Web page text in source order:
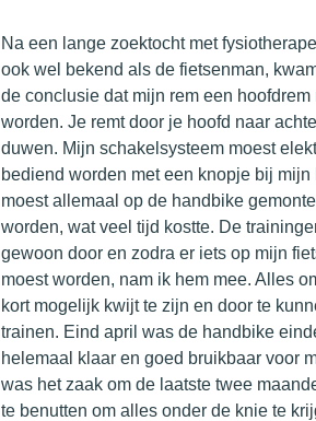
Na een lange zoektocht met
ook wel bekend als de fietsenman,
de conclusie dat mijn rem een hoofdrem
worden. Je remt door je hoofd naar
duwen. Mijn schakelsysteem moest
bediend worden met een knopje bij mijn
moest allemaal op de handbike
worden, wat veel tijd kostte. De
gewoon door en zodra er iets op mijn
moest worden, nam ik hem mee. Alles
kort mogelijk kwijt te zijn en door te
trainen. Eind april was de handbike
helemaal klaar en goed bruikbaar voor
was het zaak om de laatste twee
te benutten om alles onder de knie te